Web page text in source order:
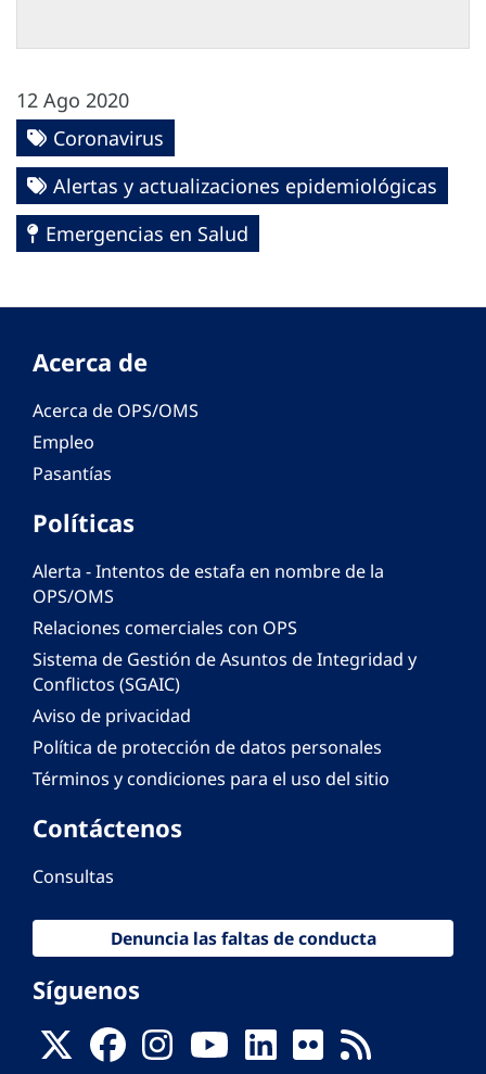
12 Ago 2020
Coronavirus
Alertas y actualizaciones epidemiológicas
Emergencias en Salud
Acerca de
Acerca de OPS/OMS
Empleo
Pasantías
Políticas
Alerta - Intentos de estafa en nombre de la
OPS/OMS
Relaciones comerciales con OPS
Sistema de Gestión de Asuntos de Integridad y
Conflictos (SGAIC)
Aviso de privacidad
Política de protección de datos personales
Términos y condiciones para el uso del sitio
Contáctenos
Consultas
Denuncia las faltas de conducta
Síguenos